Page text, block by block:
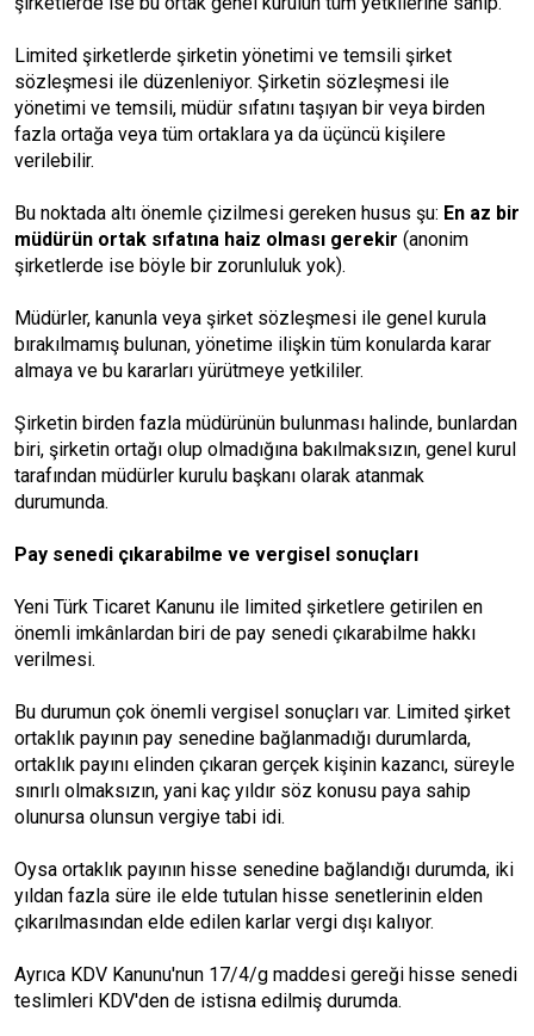
Limited şirketlerde şirketin yönetimi ve temsili şirket
sözleşmesi ile düzenleniyor. Şirketin sözleşmesi ile
yönetimi ve temsili, müdür sıfatını taşıyan bir veya birden
fazla ortağa veya tüm ortaklara ya da üçüncü kişilere
verilebilir.
Bu noktada altı önemle çizilmesi gereken husus şu: En az bir
müdürün ortak sıfatına haiz olması gerekir (anonim
şirketlerde ise böyle bir zorunluluk yok).
Müdürler, kanunla veya şirket sözleşmesi ile genel kurula
bırakılmamış bulunan, yönetime ilişkin tüm konularda karar
almaya ve bu kararları yürütmeye yetkililer.
Şirketin birden fazla müdürünün bulunması halinde, bunlardan
biri, şirketin ortağı olup olmadığına bakılmaksızın, genel kurul
tarafından müdürler kurulu başkanı olarak atanmak
durumunda.
Pay senedi çıkarabilme ve vergisel sonuçları
Yeni Türk Ticaret Kanunu ile limited şirketlere getirilen en
önemli imkânlardan biri de pay senedi çıkarabilme hakkı
verilmesi.
Bu durumun çok önemli vergisel sonuçları var. Limited şirket
ortaklık payının pay senedine bağlanmadığı durumlarda,
ortaklık payını elinden çıkaran gerçek kişinin kazancı, süreyle
sınırlı olmaksızın, yani kaç yıldır söz konusu paya sahip
olunursa olunsun vergiye tabi idi.
Oysa ortaklık payının hisse senedine bağlandığı durumda, iki
yıldan fazla süre ile elde tutulan hisse senetlerinin elden
çıkarılmasından elde edilen karlar vergi dışı kalıyor.
Ayrıca KDV Kanunu'nun 17/4/g maddesi gereği hisse senedi
teslimleri KDV'den de istisna edilmiş durumda.